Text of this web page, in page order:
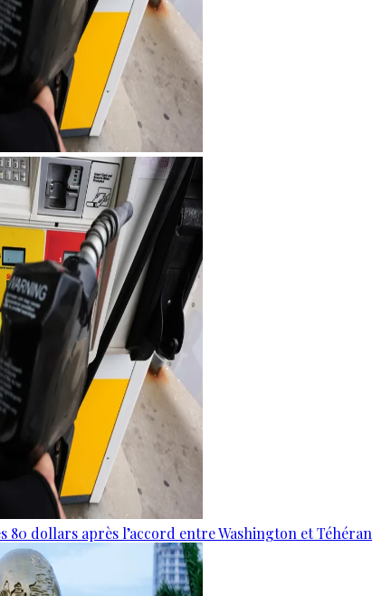
80 dollars après l’accord entre Washington et Téhéran